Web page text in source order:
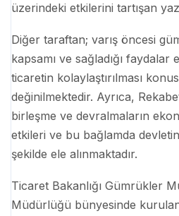
üzerindeki etkilerini tartışan
Diğer taraftan; varış öncesi
kapsamı ve sağladığı faydalar
ticaretin kolaylaştırılması
değinilmektedir. Ayrıca,
birleşme ve devralmaların
etkileri ve bu bağlamda
şekilde ele alınmaktadır.
Ticaret Bakanlığı Gümrükler
Müdürlüğü bünyesinde